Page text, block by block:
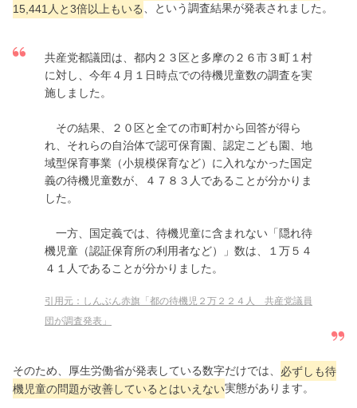
15,441人と3倍以上もいる、という調査結果が発表されました。
共産党都議団は、都内２３区と多摩の２６市３町１村
に対し、今年４月１日時点での待機児童数の調査を実
施しました。
その結果、２０区と全ての市町村から回答が得ら
れ、それらの自治体で認可保育園、認定こども園、地
域型保育事業（小規模保育など）に入れなかった国定
義の待機児童数が、４７８３人であることが分かりま
した。
一方、国定義では、待機児童に含まれない「隠れ待
機児童（認証保育所の利用者など）」数は、１万５４
４１人であることが分かりました。
引用元：しんぶん赤旗「都の待機児２万２２４人 共産党議員
団が調査発表」
そのため、厚生労働省が発表している数字だけでは、 必ずしも待
機児童の問題が改善しているとはいえない実態があります。